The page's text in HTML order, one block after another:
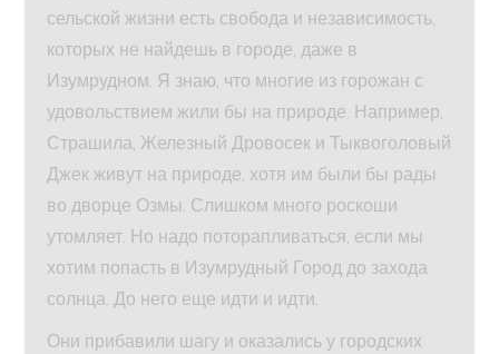
сельской жизни есть свобода и независимость,
которых не найдешь в городе, даже в
Изумрудном. Я знаю, что многие из горожан с
удовольствием жили бы на природе. Например,
Страшила, Железный Дровосек и Тыквоголовый
Джек живут на природе, хотя им были бы рады
во дворце Озмы. Слишком много роскоши
утомляет. Но надо поторапливаться, если мы
хотим попасть в Изумрудный Город до захода
солнца. До него еще идти и идти.
Они прибавили шагу и оказались у городских